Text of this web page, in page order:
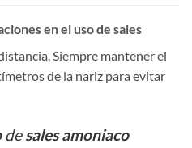
en el uso de sales
Siempre mantener el
de la nariz para evitar
desales amoniaco